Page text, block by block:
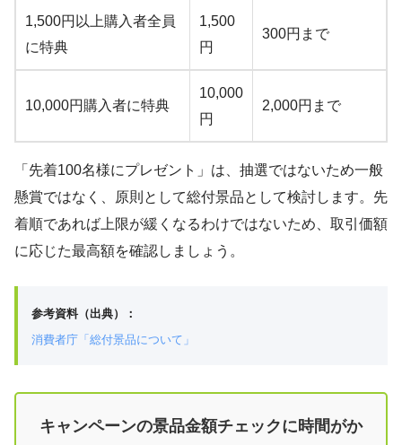
1,500円以上購入者全員
に特典
1,500
円
300円まで
10,000円購入者に特典
10,000
円
2,000円まで
「先着100名様にプレゼント」は、抽選ではないため一般
懸賞ではなく、原則として総付景品として検討します。先
着順であれば上限が緩くなるわけではないため、取引価額
に応じた最高額を確認しましょう。
参考資料（出典）：
消費者庁「総付景品について」
キャンペーンの景品金額チェックに時間がか